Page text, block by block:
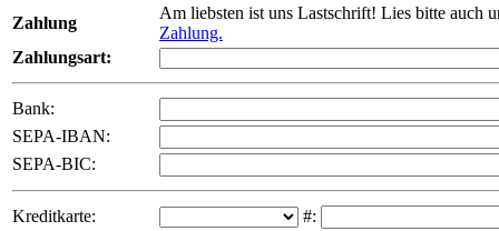
Zahlung
Am liebsten ist uns Lastschrift! Lies bitte auch
Zahlung.
Zahlungsart:
Bank:
SEPA-IBAN:
SEPA-BIC:
Kreditkarte:
#: